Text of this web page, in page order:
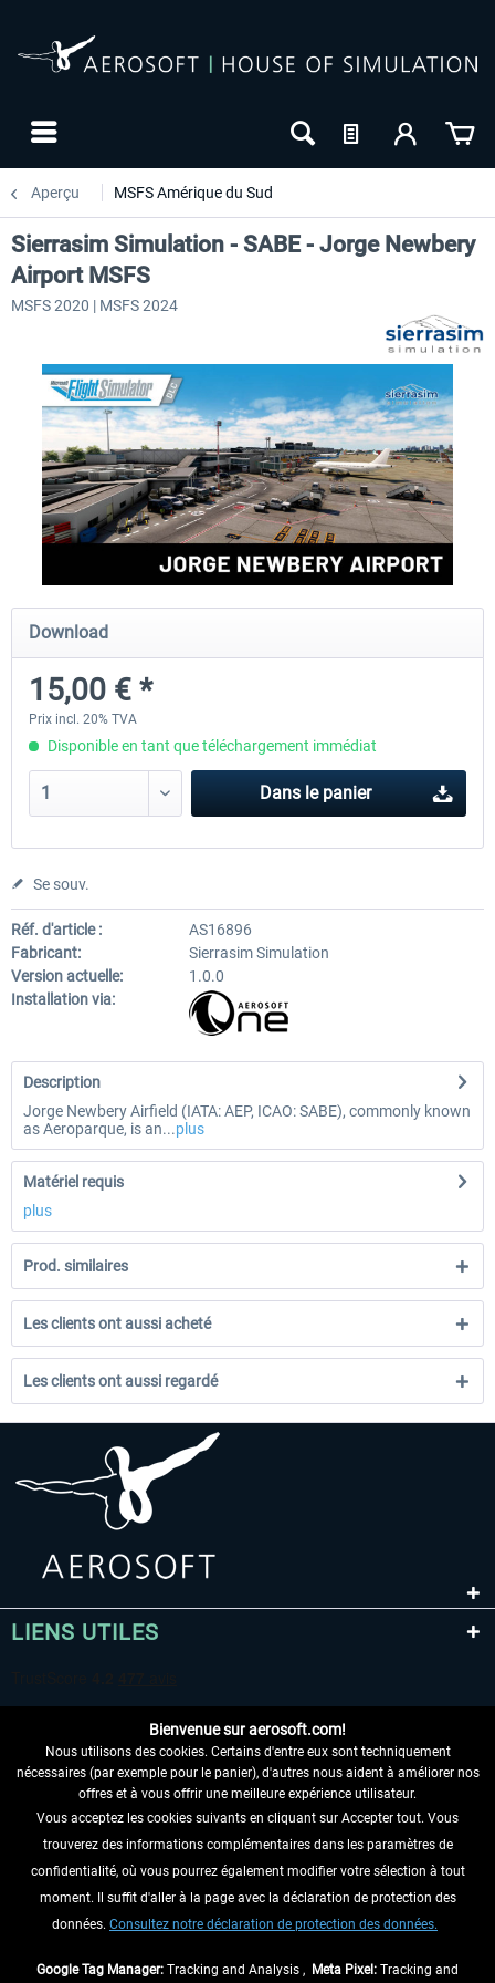
Aperçu MSFS Amérique du Sud
FSDG - Cusco MSFS
Sierrasim Simulation - SKMD
Herrera...
Sierrasim Simulation - SABE - Jorge Newbery
Airport MSFS
MSFS 2020 | MSFS 2024
Download
15,00 € *
Prix incl. 20% TVA
Disponible en tant que téléchargement immédiat
Dans le panier
Se souv.
Réf. d'article :
AS16896
Fabricant:
Sierrasim Simulation
Version actuelle:
1.0.0
Installation via:
Description
Jorge Newbery Airfield (IATA: AEP, ICAO: SABE), commonly known
as Aeroparque, is an...plus
Matériel requis
plus
Prod. similaires
Les clients ont aussi acheté
Les clients ont aussi regardé
LIENS UTILES
RENONCER AU CONTRAT ICI
INFORMATIONS
NE MANQUEZ PAS LES DERNIÈRES
Bienvenue sur aerosoft.com!
Nous utilisons des cookies. Certains d'entre eux sont techniquement
nécessaires (par exemple pour le panier), d'autres nous aident à améliorer nos
offres et à vous offrir une meilleure expérience utilisateur.
Vous acceptez les cookies suivants en cliquant sur Accepter tout. Vous
trouverez des informations complémentaires dans les paramètres de
confidentialité, où vous pourrez également modifier votre sélection à tout
moment. Il suffit d'aller à la page avec la déclaration de protection des
données. Consultez notre déclaration de protection des données.
Google Tag Manager: Tracking and Analysis , Meta Pixel: Tracking and